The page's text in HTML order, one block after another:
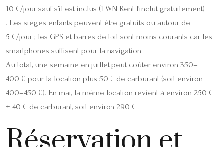
10 €/jour sauf s’il est inclus (TWN Rent l’inclut gratuitement)
. Les sièges enfants peuvent être gratuits ou autour de
5 €/jour ; les GPS et barres de toit sont moins courants car les
smartphones suffisent pour la navigation .
Au total, une semaine en juillet peut coûter environ 350–
400 € pour la location plus 50 € de carburant (soit environ
400–450 €). En mai, la même location revient à environ 250 €
+ 40 € de carburant, soit environ 290 € .